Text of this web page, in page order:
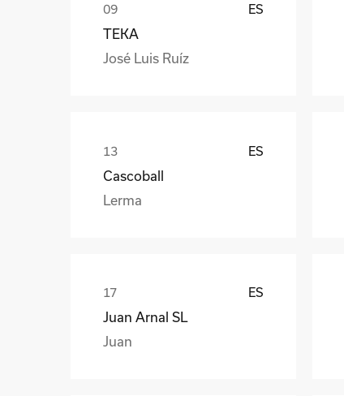
ES
TEKA
José Luis Ruíz
ES
Cascoball
Lerma
ES
Juan Arnal SL
Juan